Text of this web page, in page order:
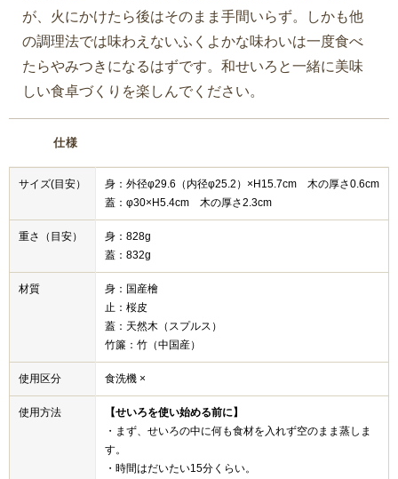
が、火にかけたら後はそのまま手間いらず。しかも他
の調理法では味わえないふくよかな味わいは一度食べ
たらやみつきになるはずです。和せいろと一緒に美味
しい食卓づくりを楽しんでください。
仕様
サイズ(目安）
身：外径φ29.6（内径φ25.2）×H15.7cm 木の厚さ0.6cm
蓋：φ30×H5.4cm 木の厚さ2.3cm
重さ（目安）
身：828g
蓋：832g
材質
身：国産檜
止：桜皮
蓋：天然木（スプルス）
竹簾：竹（中国産）
使用区分 食洗機 ×
使用方法
【せいろを使い始める前に】
・まず、せいろの中に何も食材を入れず空のまま蒸しま
す。
・時間はだいたい15分くらい。